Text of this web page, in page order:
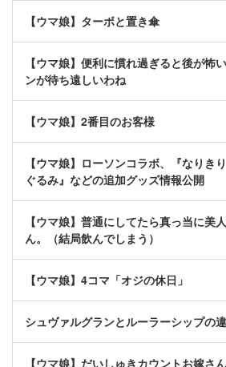
【ウマ娘】ターボと置き傘
【ウマ娘】便利に慣れ過ぎると後が
ンが待ち遠しいわね
【ウマ娘】2番目のお客様
【ウマ娘】ローソンコラボ、『なりき
ぐるみ』などの追加グッズ情報公開
【ウマ娘】普通にしてたら真っ当に美
ん。（結局飲んでしまう）
【ウマ娘】4コマ「オジの休日」
シュヴァルグランとルーラーシップの
【ウマ娘】だいしゅきカウントお嫁さ